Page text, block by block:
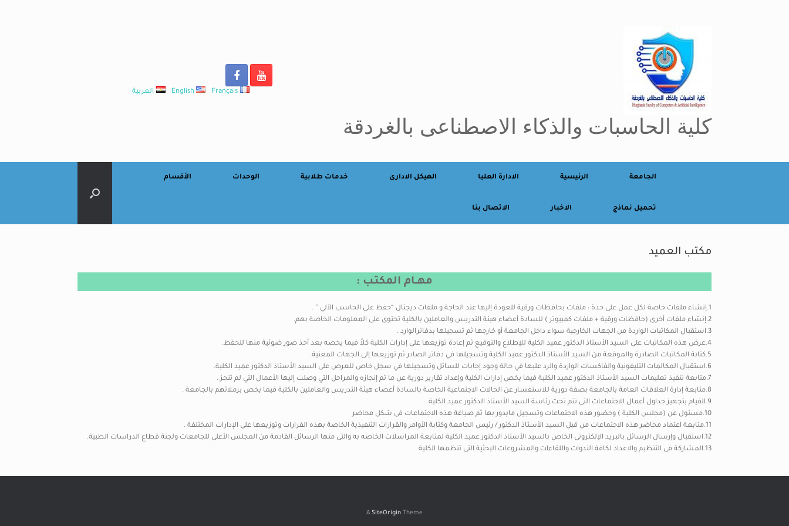
كلية الحاسبات والذكاء الاصطناعى بالغردقة
العربية English Français
الجامعة الرئيسية الادارة العليا الهيكل الادارى خدمات طلابية الوحدات الأقسام
تحميل نماذج الاخبار الاتصال بنا
مكتب العميد
مهــام المكتـب :
1.إنشاء ملفات خاصة لكل عمل على حدة : ملفات بحافظات ورقية للعودة إليها عند الحاجة و ملفات ديجتال “حفظ على الحاسب الآلي ” .
2.إنشاء ملفات أخرى (حافظات ورقية + ملفات كمبيوتر ) للسادة أعضاء هيئة التدريس والعاملين بالكلية تحتوى على المعلومات الخاصة بهم.
3.استقبال المكاتبات الواردة من الجهات الخارجية سواء داخل الجامعة أو خارجها ثم تسجيلها بدفاترالوارد .
4.عرض هذه المكاتبات على السيد الأستاذ الدكتور عميد الكلية للإطلاع والتوقيع ثم إعادة توزيعها على إدارات الكلية كلاً فيما يخصه بعد أخذ صور ضوئية منها للحفظ.
5.كتابة المكاتبات الصادرة والموقعة من السيد الأستاذ الدكتور عميد الكلية وتسجيلها في دفاتر الصادر ثم توزيعها إلى الجهات المعنية .
6.استقبال المكالمات التليفونية والفاكسات الواردة والرد عليها في حالة وجود إجابات للسائل وتسجيلها في سجل خاص للعرض على السيد الأستاذ الدكتور عميد الكلية.
7.متابعة تنفيذ تعليمات السيد الأستاذ الدكتور عميد الكلية فيما يخص إدارات الكلية وإعداد تقارير دورية عن ما تم إنجازه والمراحل التي وصلت إليها الأعمال التي لم تنجز .
8.متابعة إدارة العلاقات العامة بالجامعة بصفة دورية للاستفسار عن الحالات الاجتماعية الخاصة بالسادة أعضاء هيئة التدريس والعاملين بالكلية فيما يخص بزملائهم بالجامعة .
9.القيام بتجهيز جداول أعمال الاجتماعات التى تتم تحت رئاسة السيد الأستاذ الدكتور عميد الكلية
10.مسئول عن (مجلس الكلية ) وحضور هذه الاجتماعات وتسجيل مايدور بها ثم صياغة هذه الاجتماعات فى شكل محاضر
11.متابعة اعتماد محاضر هذه الاجتماعات من قبل السيد الأستاذ الدكتور / رئيس الجامعة وكتابة الأوامر والقرارات التنفيذية الخاصة بهذه القرارات وتوزيعها على الإدارات المختلفة .
12.استقبال وإرسال الرسائل بالبريد الإلكترونى الخاص بالسيد الأستاذ الدكتور عميد الكلية لمتابعة المراسلات الخاصه به والتى منها الرسائل القادمة من المجلس الأعلى للجامعات ولجنة قطاع الدراسات الطبية.
13.المشاركة فى التنظيم والاعداد لكافة الندوات واللقاءات والمشروعات البحثية التى تنظمها الكلية .
A SiteOrigin Theme